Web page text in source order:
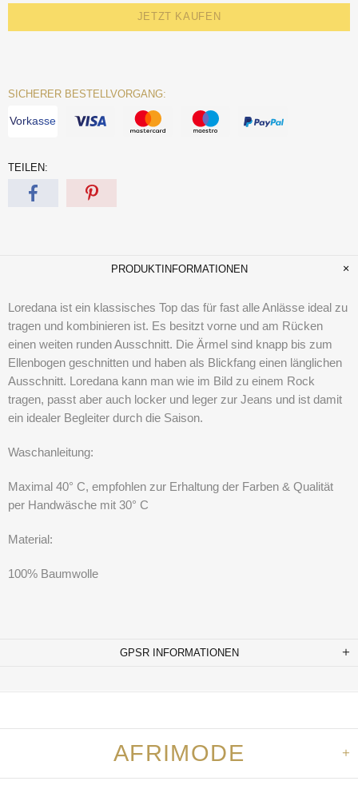
JETZT KAUFEN
SICHERER BESTELLVORGANG:
Vorkasse
TEILEN:
PRODUKTINFORMATIONEN
Loredana ist ein klassisches Top das für fast alle Anlässe ideal zu
tragen und kombinieren ist. Es besitzt vorne und am Rücken
einen weiten runden Ausschnitt. Die Ärmel sind knapp bis zum
Ellenbogen geschnitten und haben als Blickfang einen länglichen
Ausschnitt. Loredana kann man wie im Bild zu einem Rock
tragen, passt aber auch locker und leger zur Jeans und ist damit
ein idealer Begleiter durch die Saison.
Waschanleitung:
Maximal 40° C, empfohlen zur Erhaltung der Farben & Qualität
per Handwäsche mit 30° C
Material:
100% Baumwolle
GPSR INFORMATIONEN
AFRIMODE